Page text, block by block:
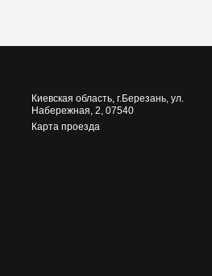
Киевская область, г.Березань, ул.
Набережная, 2, 07540
Карта проезда